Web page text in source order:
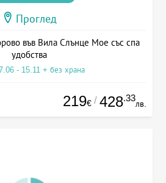
Проглед
във Вила Слънце Мое със спа
удобства
- 15.11 + без храна
219€ / 428.33
лв.